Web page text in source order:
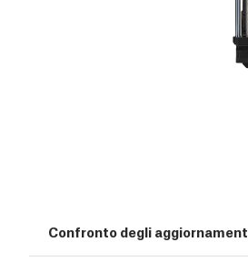
Confronto degli